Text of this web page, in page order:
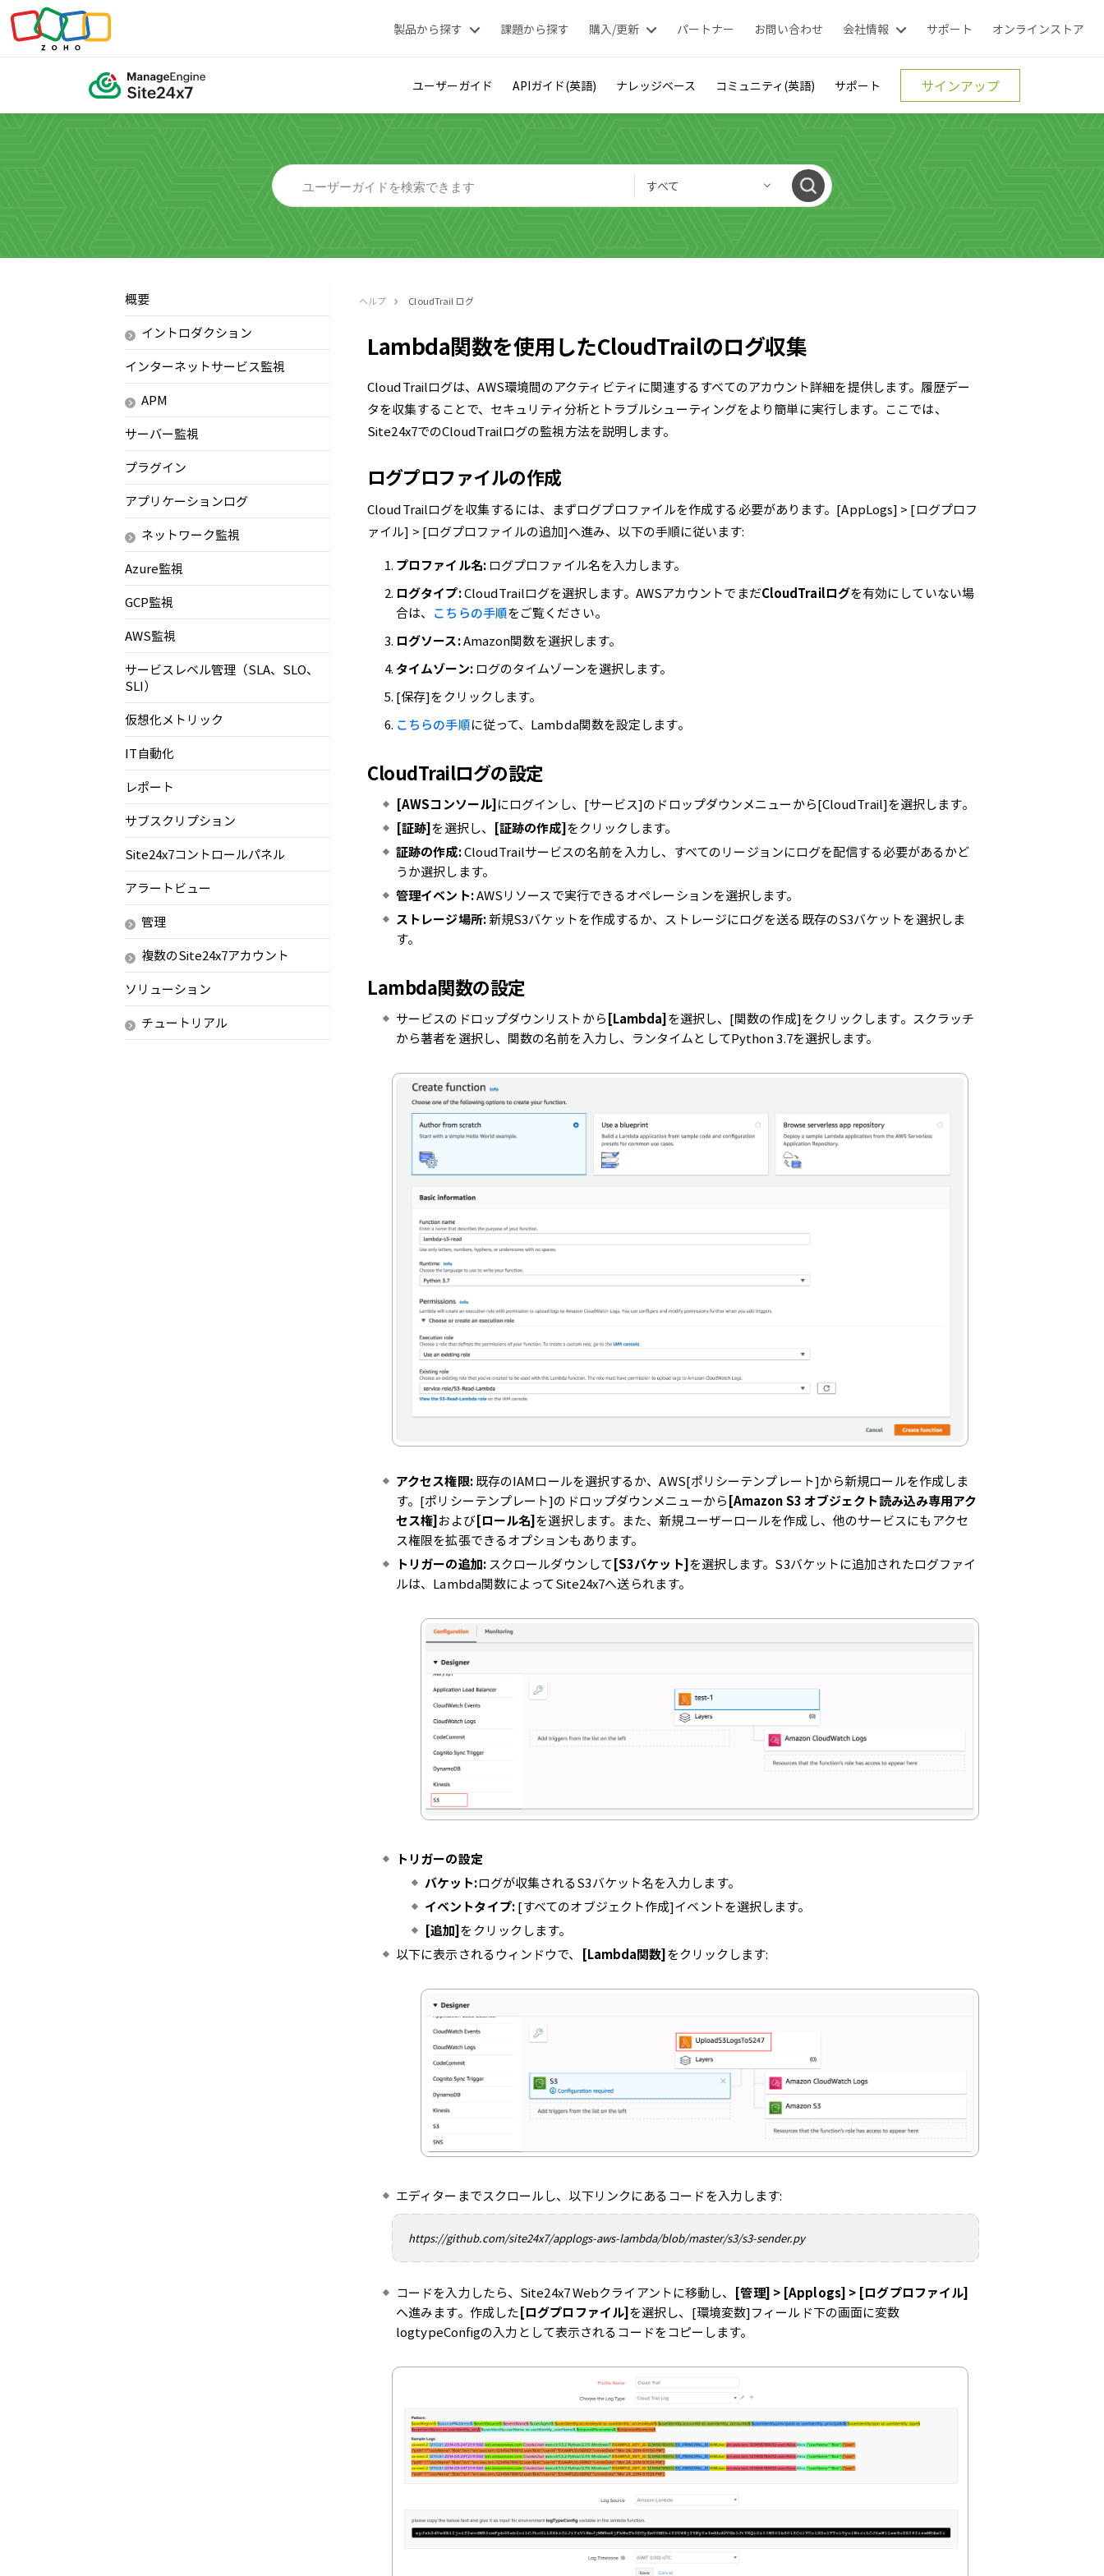
製品から探す 課題から探す 購入/更新 パートナー お問い合わせ 会社情報 サポート オンラインストア
ユーザーガイド APIガイド(英語) ナレッジベース コミュニティ(英語) サポート サインアップ
すべて
概要
イントロダクション
インターネットサービス監視
APM
サーバー監視
プラグイン
アプリケーションログ
ネットワーク監視
Azure監視
GCP監視
AWS監視
サービスレベル管理（SLA、SLO、
SLI）
仮想化メトリック
IT自動化
レポート
サブスクリプション
Site24x7コントロールパネル
アラートビュー
管理
複数のSite24x7アカウント
ソリューション
チュートリアル
ヘルプ CloudTrail ログ
Lambda関数を使用したCloudTrailのログ収集
CloudTrailログは、AWS環境間のアクティビティに関連するすべてのアカウント詳細を提供します。履歴デー
タを収集することで、セキュリティ分析とトラブルシューティングをより簡単に実行します。ここでは、
Site24x7でのCloudTrailログの監視方法を説明します。
ログプロファイルの作成
CloudTrailログを収集するには、まずログプロファイルを作成する必要があります。[AppLogs] > [ログプロフ
ァイル] > [ログプロファイルの追加]へ進み、以下の手順に従います:
プロファイル名:ログプロファイル名を入力します。
ログタイプ:CloudTrailログを選択します。AWSアカウントでまだCloudTrailログを有効にしていない場
合は、 こちらの手順をご覧ください。
ログソース:Amazon関数を選択します。
タイムゾーン:ログのタイムゾーンを選択します。
[保存]をクリックします。
こちらの手順に従って、Lambda関数を設定します。
CloudTrailログの設定
[AWSコンソール]にログインし、[サービス]のドロップダウンメニューから[CloudTrail]を選択します。
[証跡]を選択し、 [証跡の作成]をクリックします。
証跡の作成:CloudTrailサービスの名前を入力し、すべてのリージョンにログを配信する必要があるかど
うか選択します。
管理イベント:AWSリソースで実行できるオペレーションを選択します。
ストレージ場所:新規S3バケットを作成するか、ストレージにログを送る既存のS3バケットを選択しま
す。
Lambda関数の設定
サービスのドロップダウンリストから[Lambda]を選択し、[関数の作成]をクリックします。スクラッチ
から著者を選択し、関数の名前を入力し、ランタイムとしてPython 3.7を選択します。
アクセス権限:既存のIAMロールを選択するか、AWS[ポリシーテンプレート]から新規ロールを作成しま
す。[ポリシーテンプレート]のドロップダウンメニューから[Amazon S3 オブジェクト読み込み専用アク
セス権]および[ロール名]を選択します。また、新規ユーザーロールを作成し、他のサービスにもアクセ
ス権限を拡張できるオプションもあります。
トリガーの追加:スクロールダウンして[S3バケット]を選択します。S3バケットに追加されたログファイ
ルは、Lambda関数によってSite24x7へ送られます。
トリガーの設定
バケット:ログが収集されるS3バケット名を入力します。
イベントタイプ:[すべてのオブジェクト作成]イベントを選択します。
[追加]をクリックします。
以下に表示されるウィンドウで、 [Lambda関数]をクリックします:
エディターまでスクロールし、以下リンクにあるコードを入力します:
https://github.com/site24x7/applogs-aws-lambda/blob/master/s3/s3-sender.py
コードを入力したら、Site24x7 Webクライアントに移動し、 [管理] > [Applogs] > [ログプロファイル]
へ進みます。作成した[ログプロファイル]を選択し、[環境変数]フィールド下の画面に変数
logtypeConfigの入力として表示されるコードをコピーします。